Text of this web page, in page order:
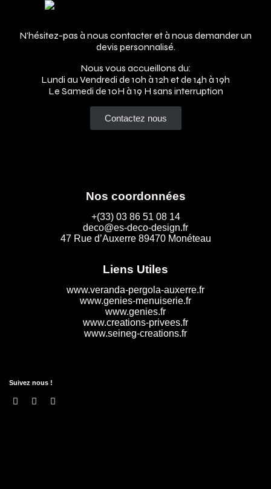
N’hésitez-pas à nous contacter et à nous demander un
devis personnalisé.
Nous vous accueillons du:
Lundi au Vendredi de 10h à 12h et de 14h à 19h
Le Samedi de 10H à 19 H sans interruption
Contactez nous
Nos coordonnées
+(33) 03 86 51 08 14
deco@es-deco-design.fr
47 Rue d’Auxerre 89470 Monéteau
Liens Utiles
www.veranda-pergola-auxerre.fr
www.genies-menuiserie.fr
www.genies.fr
www.creations-privees.fr
www.seineg-creations.fr
Suivez nous !